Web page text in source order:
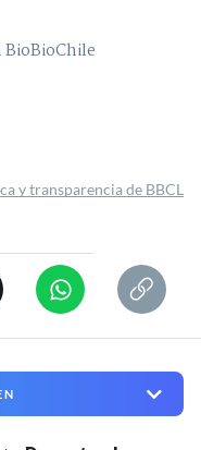
BioBioChile
y transparencia de BBCL